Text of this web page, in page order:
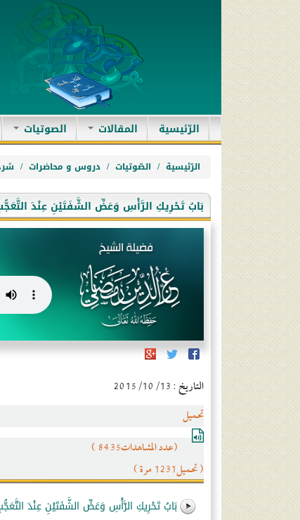
الرّئيسية(current) المقالات الصوتيات
الرّئيسية الصّوتيات دروس و محاضرات
بَابُ تَحْرِيكِ الرَّأْسِ وَعَضِّ الشَّفَتَيْنِ عِنْدَ
التاريخ : 2015/10/13
تحميل
(عدد المشاهدات8435 )
( تحميل1231 مرة )
بَابُ تَحْرِيكِ الرَّأْسِ وَعَضِّ الشَّفَتَيْنِ عِنْدَ